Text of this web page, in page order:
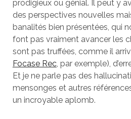
prodigieux ou génial. Il peut y
des perspectives nouvelles
banalités bien présentées, qui
font pas vraiment avancer les
sont pas truffées, comme il
Focase Rec, par exemple),
Et je ne parle pas des
mensonges et autres
un incroyable aplomb.